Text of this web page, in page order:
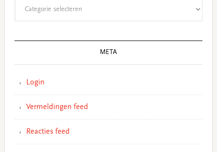
META
Login
Vermeldingen feed
Reacties feed